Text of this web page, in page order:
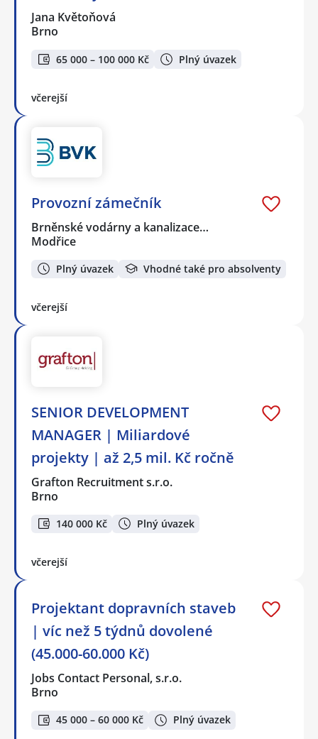
Jana Květoňová
Brno
65 000 – 100 000 Kč Plný úvazek
včerejší
Provozní zámečník
Brněnské vodárny a kanalizace…
Modřice
Plný úvazek Vhodné také pro absolventy
včerejší
SENIOR DEVELOPMENT
MANAGER | Miliardové
projekty | až 2,5 mil. Kč ročně
Grafton Recruitment s.r.o.
Brno
140 000 Kč Plný úvazek
včerejší
Projektant dopravních staveb
| víc než 5 týdnů dovolené
(45.000-60.000 Kč)
Jobs Contact Personal, s.r.o.
Brno
45 000 – 60 000 Kč Plný úvazek